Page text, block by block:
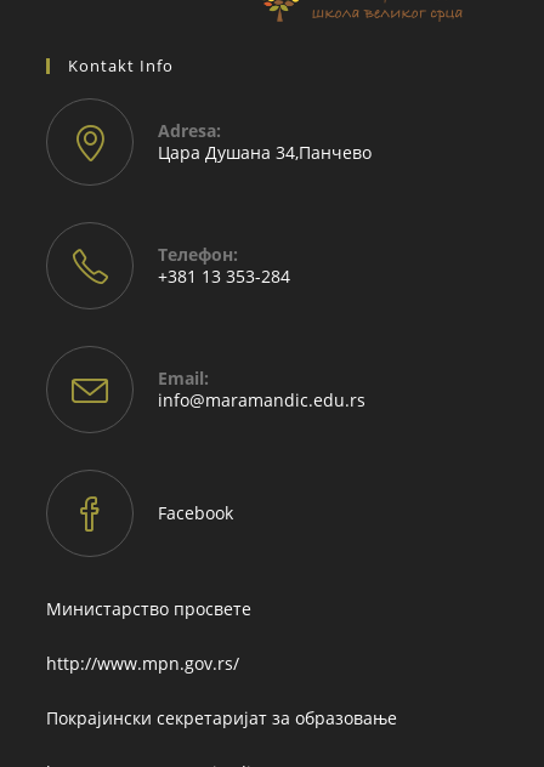
Kontakt Info
Adresа:
Цара Душана 34,Панчево
Телефон:
+381 13 353-284
Email:
info@maramandic.edu.rs
Facebook
Министарство просвете
http://www.mpn.gov.rs/
Покрајински секретаријат за образовање